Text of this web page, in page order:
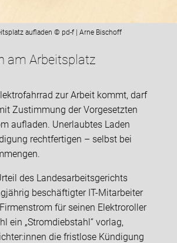
aufladen © pd-f | Arne Bischoff
am Arbeitsplatz
zur Arbeit kommt, darf
Zustimmung der Vorgesetzten
aufladen. Unerlaubtes Laden
rechtfertigen – selbst bei
des Landesarbeitsgerichts
beschäftigter IT-Mitarbeiter
für seinen Elektroroller
ein „Stromdiebstahl“ vorlag,
die fristlose Kündigung